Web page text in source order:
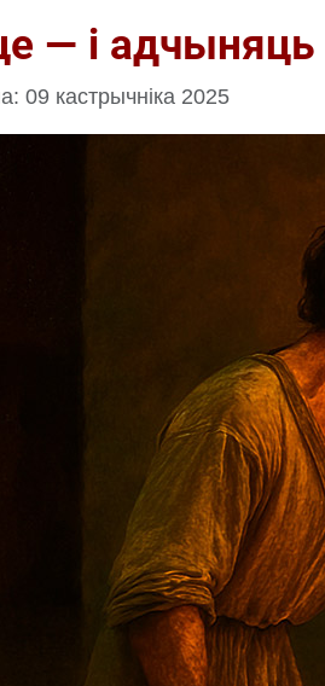
— і
09 кастрычніка 2025